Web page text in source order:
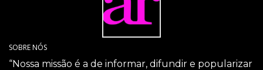
SOBRE NÓS
“Nossa missão é a de informar, difundir e popularizar